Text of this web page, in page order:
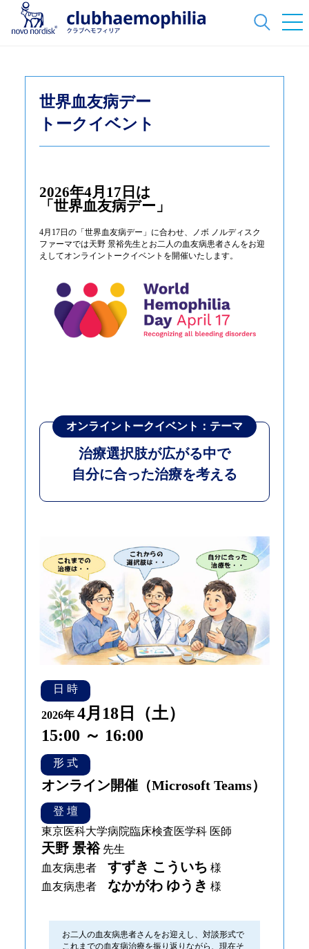
世界血友病デー
トークイベント
2026年4月17日は
「世界血友病デー」
4月17日の「世界血友病デー」に合わせ、ノボ ノルディスク
ファーマでは天野 景裕先生とお二人の血友病患者さんをお迎
えしてオンライントークイベントを開催いたします。
オンライン トークイベント：テーマ
治療選択肢が広がる中で
自分に合った治療を考える
日 時
2026年 4月18日（土）
15:00 ～ 16:00
形 式
オンライン開催（Microsoft Teams）
登 壇
東京医科大学病院臨床検査医学科 医師
天野 景裕先生
血友病患者 すずき こういち 様
血友病患者 なかがわ ゆうき 様
お二人の血友病患者さんをお迎えし、対談形式で
これまでの血友病治療を振り返りながら、現在そ